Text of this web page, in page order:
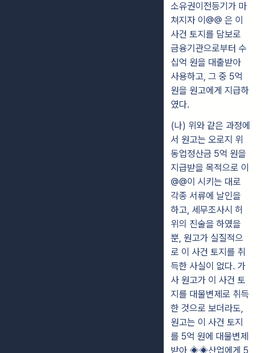
소유권이전등기가 마
쳐지자 이@@ 은 이
사건 토지를 담보로
금융기관으로부터 수
십억 원을 대출받아
사용하고, 그 중 5억
원을 원고에게 지급하
였다.
(나) 위와 같은 과정에
서 원고는 오로지 위
동업정산금 5억 원을
지급받을 목적으로 이
@@이 시키는 대로
각종 서류에 날인을
하고, 세무조사시 허
위의 진술을 하였을
뿐, 원고가 실질적으
로 이 사건 토지를 취
득한 사실이 없다. 가
사 원고가 이 사건 토
지를 대물변제로 취득
한 것으로 보더라도,
원고는 이 사건 토지
를 5억 원에 대물변제
받아 ◈◈산업에게 5